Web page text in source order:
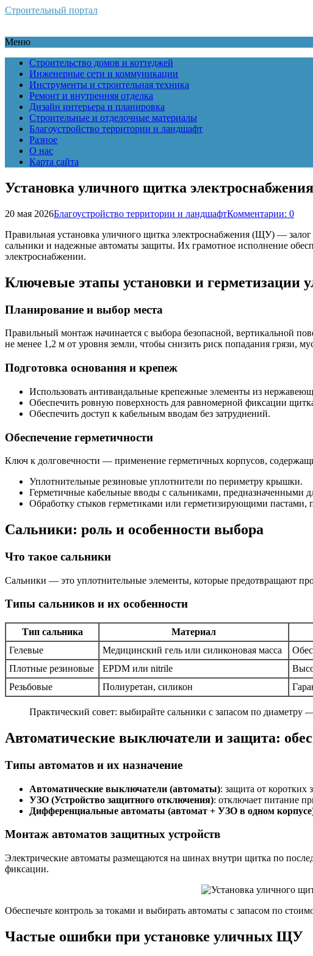
Строительный портал
Меню
Строительство домов и коттеджей
Инженерные сети и коммуникации
Инструменты и строительная техника
Ремонт и внутренняя отделка
Дизайн интерьера и планировка
Строительные и отделочные материалы
Благоустройство территории и ландшафт
Разное
О нас
Карта сайта
Установка уличного щитка
20 мая 2026Благоустройство территории и ландшафтКомментарии: 0
Правильная установка уличного щитка электроснабжения (ЩУ) —
сальники и надежные автоматы защиты. Их грамотное исполнение
электроснабжении.
Ключевые этапы установки и герметизации
Планирование и выбор места
Правильный монтаж начинается с выбора безопасной, вертикальной
не менее 1,2 м от уровня земли, чтобы снизить риск попадания грязи,
Подготовка основания и крепеж
Использовать антивандальные крепежные элементы из
Обеспечить ровную поверхность для равномерной фиксации
Обеспечить доступ к кабельным вводам без затруднений.
Обеспечение герметичности
Ключ к долговечности — применение герметичных корпусов,
Уплотнительные резиновые уплотнители по периметру крышки.
Герметичные кабельные вводы с сальниками, предназначенными
Обработку стыков герметиками или герметизирующими
Сальники: роль и особенности выбора
Что такое сальники
Сальники — это уплотнительные элементы, которые предотвращают
Типы сальников и их особенности
Тип сальника Материал
Гелевые
Медицинский гель или силиконовая масса
Плотные резиновые
EPDM или nitrile
Резьбовые
Полиуретан, силикон
Практический совет: выбирайте сальники с запасом по
Автоматические выключатели и защита:
Типы автоматов и их назначение
Автоматические выключатели (автоматы): защита от
УЗО (Устройство защитного отключения): отключает питание
Дифференциальные автоматы (автомат + УЗО в одном
Монтаж автоматов защитных устройств
Электрические автоматы размещаются на шинах внутри щитка по
фиксации.
Обеспечьте контроль за токами и выбирать автоматы с запасом по
Частые ошибки при установке уличных ЩУ